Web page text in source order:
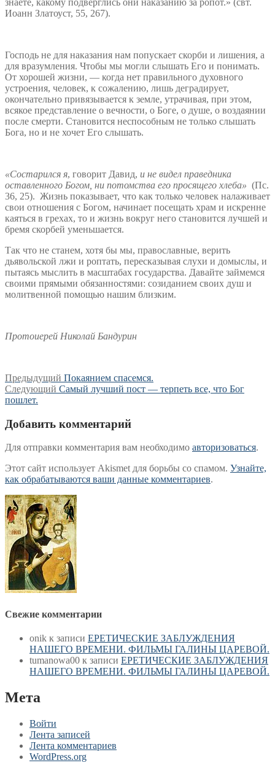
Иоанн Златоуст, 55, 267).
Господь не для наказания нам попускает скорби и лишения, а
для вразумления. Чтобы мы могли слышать Его и понимать.
От хорошей жизни, — когда нет правильного духовного
устроения, человек, к сожалению, лишь деградирует,
окончательно привязывается к земле, утрачивая, при этом,
всякое представление о вечности, о Боге, о душе, о воздаянии
после смерти. Становится неспособным не только слышать
Бога, но и не хочет Его слышать.
«Состарился я, говорит Давид, и не видел праведника
оставленного Богом, ни потомства его просящего хлеба» (Пс.
36, 25). Жизнь показывает, что как только человек налаживает
свои отношения с Богом, начинает посещать храм и искренне
каяться в грехах, то и жизнь вокруг него становится лучшей и
бремя скорбей уменьшается.
Так что не станем, хотя бы мы, православные, верить
дьявольской лжи и роптать, пересказывая слухи и домыслы, и
пытаясь мыслить в масштабах государства. Давайте займемся
своими прямыми обязанностями: созиданием своих душ и
молитвенной помощью нашим близким.
Протоиерей Николай Бандурин
Навигация
по
Предыдущий Предыдущая
запись:
Покаянием спасемся.
Следующий Следующая
Самый лучший пост — терпеть все, что Бог
пошлет.
Добавить комментарий
Для отправки комментария вам необходимо авторизоваться.
Этот сайт использует Akismet для борьбы со спамом. Узнайте,
как обрабатываются ваши данные комментариев.
Свежие комментарии
onik к записи ЕРЕТИЧЕСКИЕ ЗАБЛУЖДЕНИЯ
НАШЕГО ВРЕМЕНИ. ФИЛЬМЫ ГАЛИНЫ ЦАРЕВОЙ.
tumanowa00 к записи ЕРЕТИЧЕСКИЕ ЗАБЛУЖДЕНИЯ
НАШЕГО ВРЕМЕНИ. ФИЛЬМЫ ГАЛИНЫ ЦАРЕВОЙ.
Мета
Войти
Лента записей
Лента комментариев
WordPress.org